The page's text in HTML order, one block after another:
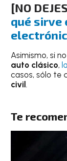
[NO
qué sirve
Asimismo, si
auto clásico,
casos, sólo te
civil.
Te